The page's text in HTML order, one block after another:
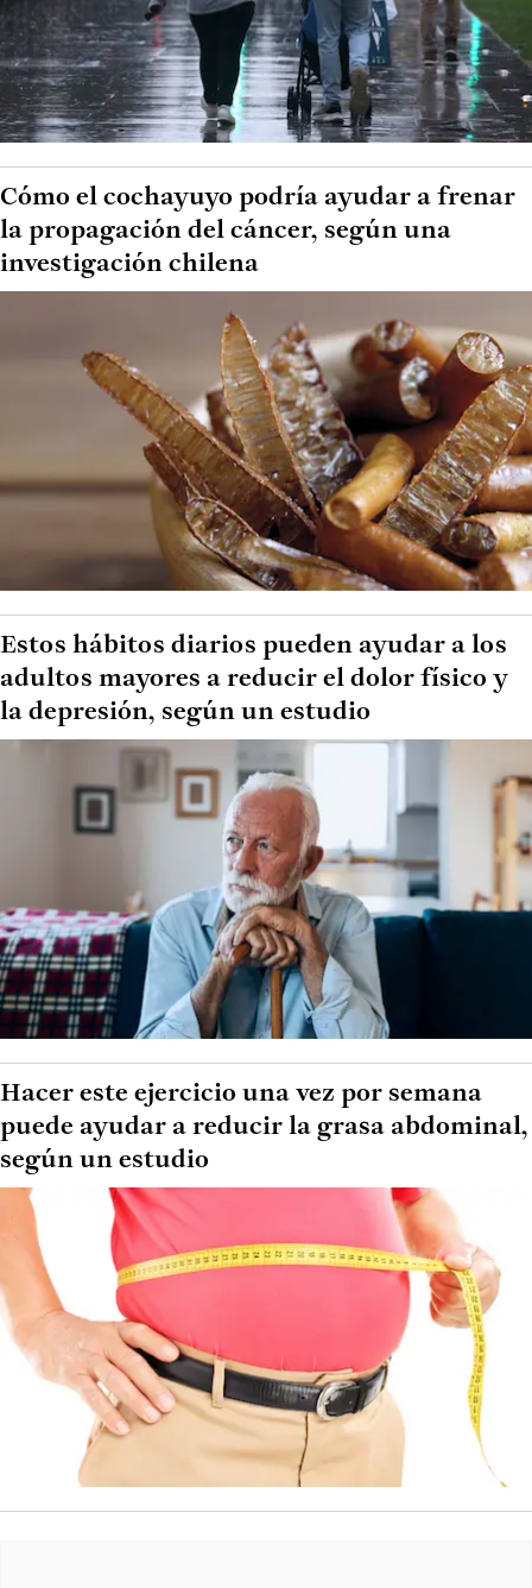
Cómo el cochayuyo podría ayudar a frenar
la propagación del cáncer, según una
investigación chilena
Estos hábitos diarios pueden ayudar a los
adultos mayores a reducir el dolor físico y
la depresión, según un estudio
Hacer este ejercicio una vez por semana
puede ayudar a reducir la grasa abdominal,
según un estudio